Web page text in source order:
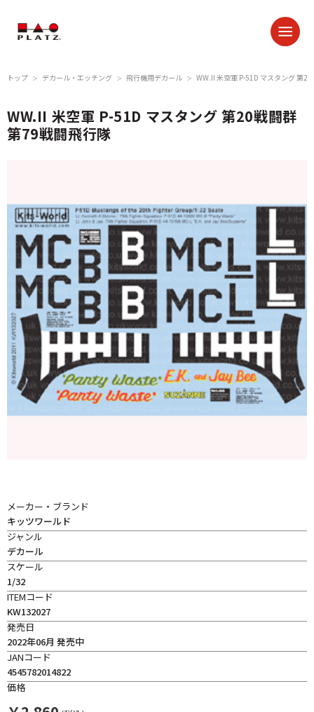
トップ ＞ デカール・エッチング ＞ 飛行機用デカール ＞ WW.II 米空軍 P-51D マスタング 第
WW.II 米空軍 P-51D マスタング 第20戦闘群
第79戦闘飛行隊
メーカー・ブランド
キッツワールド
ジャンル
デカール
スケール
1/32
ITEMコード
KW132027
発売日
2022年06月 発売中
JANコード
4545782014822
価格